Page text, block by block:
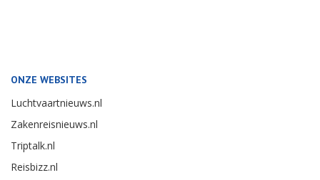
ONZE WEBSITES
Luchtvaartnieuws.nl
Zakenreisnieuws.nl
Triptalk.nl
Reisbizz.nl